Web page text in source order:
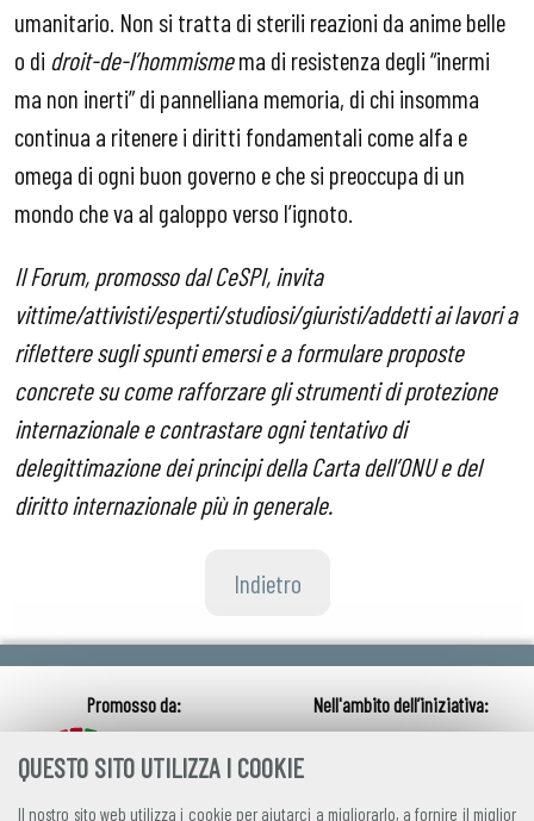
QUESTO SITO UTILIZZA I COOKIE
Il nostro sito web utilizza i cookie per aiutarci a migliorarlo, a fornire il miglior
umanitario. Non si tratta di sterili reazioni da anime belle
o di droit-de-l’hommismema di resistenza degli “inermi
ma non inerti” di pannelliana memoria, di chi insomma
continua a ritenere i diritti fondamentali come alfa e
omega di ogni buon governo e che si preoccupa di un
mondo che va al galoppo verso l’ignoto.
Il Forum, promosso dal CeSPI, invita
vittime/attivisti/esperti/studiosi/giuristi/addetti ai lavori a
riflettere sugli spunti emersi e a formulare proposte
concrete su come rafforzare gli strumenti di protezione
internazionale e contrastare ogni tentativo di
delegittimazione dei principi della Carta dell’ONU e del
diritto internazionale più in generale.
Indietro